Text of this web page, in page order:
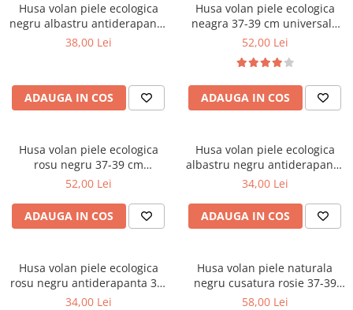
Husa volan piele ecologica
negru albastru antiderapanta
37-39 cm universala AD6-18B
38,00 Lei
ADAUGA IN COS
Husa volan piele ecologica
neagra 37-39 cm universala
design sport modern
52,00 Lei
ADAUGA IN COS
Husa volan piele ecologica
rosu negru 37-39 cm
universala design sport
52,00 Lei
ADAUGA IN COS
Husa volan piele ecologica
albastru negru antiderapanta
37-39 cm universala AD6-22B
34,00 Lei
ADAUGA IN COS
Husa volan piele ecologica
rosu negru antiderapanta 37-
39 cm universala AD6-22R
34,00 Lei
Husa volan piele naturala
negru cusatura rosie 37-39
cm universala
58,00 Lei